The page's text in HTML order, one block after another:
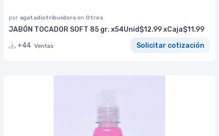
por agatadistribuidora en Otros
JABÓN TOCADOR SOFT 85 gr. x54Unid$12.99 xCaja$11.99
+44 Ventas Solicitar cotización